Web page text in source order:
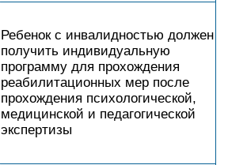
Ребенок с инвалидностью должен
получить индивидуальную
программу для прохождения
реабилитационных мер после
прохождения психологической,
медицинской и педагогической
экспертизы